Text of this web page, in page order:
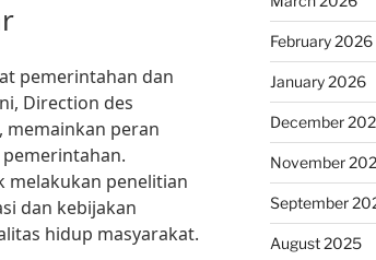
pemerintahan dan
Direction des
peran
melakukan penelitian
dan kebijakan
hidup masyarakat.
February 2026
January 2026
December
November
September
August 2025